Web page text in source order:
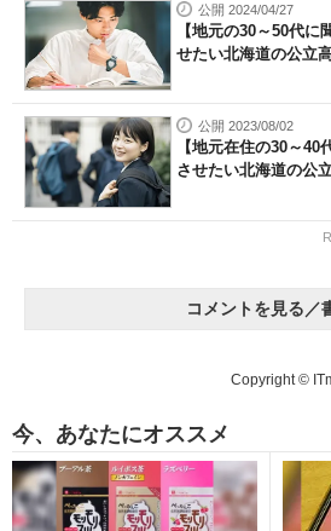
公開 2024/04/27
【地元の30～50代
せたい北海道の公立
公開 2023/08/02
【地元在住の30～
させたい北海道の公
コメントを見る／
Copyright ©
今、あなたにオススメ